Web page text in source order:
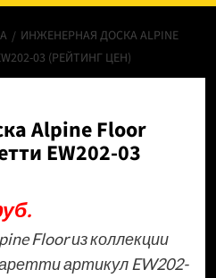
ИНЖЕНЕРНАЯ ДОСКА ALPINE
03 (РЕЙТИНГ ЦЕН)
Alpine Floor
EW202-03
Floor из коллекции
артикул EW202-